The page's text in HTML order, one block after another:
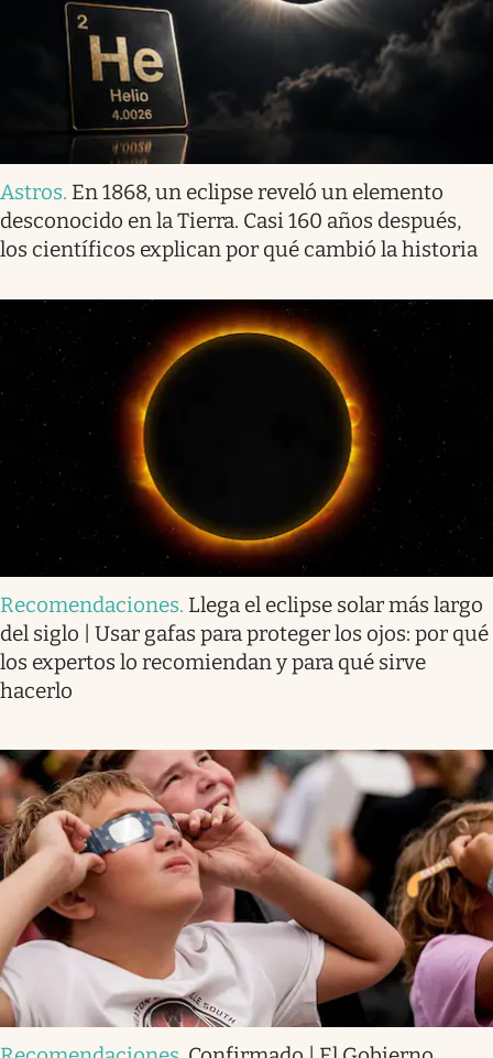
Astros. En 1868, un eclipse reveló un elemento
desconocido en la Tierra. Casi 160 años después,
los científicos explican por qué cambió la historia
Recomendaciones. Llega el eclipse solar más largo
del siglo | Usar gafas para proteger los ojos: por qué
los expertos lo recomiendan y para qué sirve
hacerlo